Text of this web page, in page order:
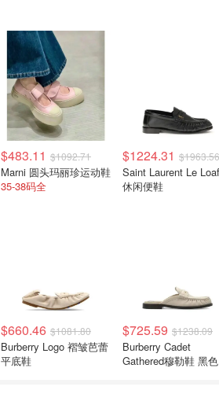
$483.11 $1092.71
Marni 圆头玛丽珍运动鞋
35-38码全
$1224.31 $1963.56
Saint Laurent Le
休闲便鞋
$660.46 $1081.80
Burberry Logo 褶皱芭蕾
平底鞋
$725.59 $1238.09
Burberry Cadet
Gathered穆勒鞋 黑色